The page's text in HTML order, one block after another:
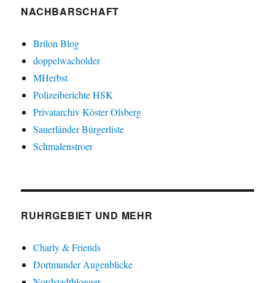
NACHBARSCHAFT
Brilon Blog
doppelwacholder
MHerbst
Polizeiberichte HSK
Privatarchiv Köster Olsberg
Sauerländer Bürgerliste
Schmalenstroer
RUHRGEBIET UND MEHR
Charly & Friends
Dortmunder Augenblicke